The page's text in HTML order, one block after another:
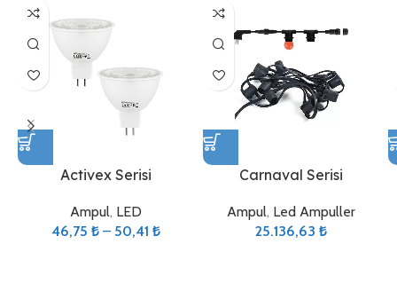
Activex Serisi
Ampul, LED
46,75 ₺ – 50,41 ₺
Carnaval Serisi
Ampul, Led Ampuller
25.136,63 ₺